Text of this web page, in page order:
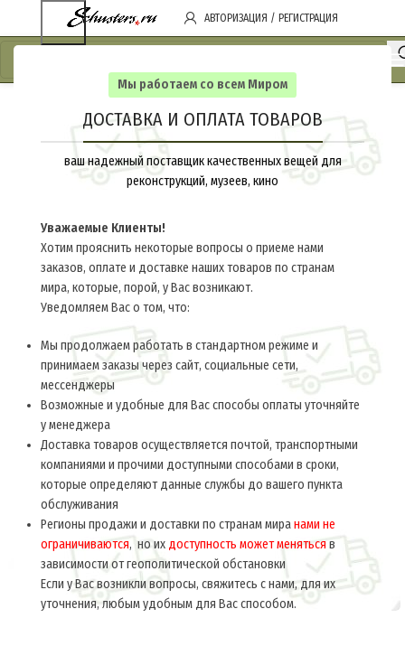
Мы работаем со всем Миром
ДОСТАВКА И ОПЛАТА ТОВАРОВ
ваш надежный поставщик качественных вещей для
реконструкций, музеев, кино
Уважаемые Клиенты!
Хотим прояснить некоторые вопросы о приеме нами
заказов, оплате и доставке наших товаров по странам
мира, которые, порой, у Вас возникают.
Уведомляем Вас о том, что:
Мы продолжаем работать в стандартном режиме и
принимаем заказы через сайт, социальные сети,
мессенджеры
Возможные и удобные для Вас способы оплаты уточняйте
у менеджера
Доставка товаров осуществляется почтой, транспортными
компаниями и прочими доступными способами в сроки,
которые определяют данные службы до вашего пункта
обслуживания
Регионы продажи и доставки по странам миранами не
ограничиваются, но их доступность может меняться в
зависимости от геополитической обстановки
Если у Вас возникли вопросы, свяжитесь с нами, для их
уточнения, любым удобным для Вас способом.
АВТОРИЗАЦИЯ / РЕГИСТРАЦИЯ